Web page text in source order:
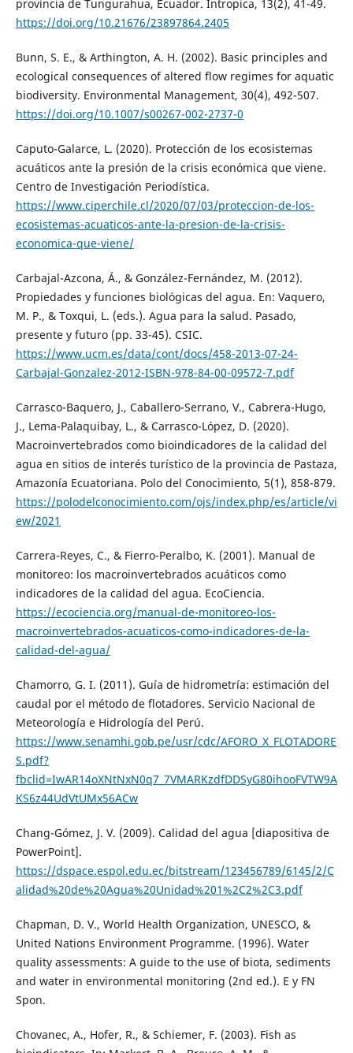
provincia de Tungurahua, Ecuador. Intropica, 13(2), 41-49.
https://doi.org/10.21676/23897864.2405
Bunn, S. E., & Arthington, A. H. (2002). Basic principles and
ecological consequences of altered flow regimes for aquatic
biodiversity. Environmental Management, 30(4), 492-507.
https://doi.org/10.1007/s00267-002-2737-0
Caputo-Galarce, L. (2020). Protección de los ecosistemas
acuáticos ante la presión de la crisis económica que viene.
Centro de Investigación Periodística.
https://www.ciperchile.cl/2020/07/03/proteccion-de-los-
ecosistemas-acuaticos-ante-la-presion-de-la-crisis-
economica-que-viene/
Carbajal-Azcona, Á., & González-Fernández, M. (2012).
Propiedades y funciones biológicas del agua. En: Vaquero,
M. P., & Toxqui, L. (eds.). Agua para la salud. Pasado,
presente y futuro (pp. 33-45). CSIC.
https://www.ucm.es/data/cont/docs/458-2013-07-24-
Carbajal-Gonzalez-2012-ISBN-978-84-00-09572-7.pdf
Carrasco-Baquero, J., Caballero-Serrano, V., Cabrera-Hugo,
J., Lema-Palaquibay, L., & Carrasco-López, D. (2020).
Macroinvertebrados como bioindicadores de la calidad del
agua en sitios de interés turístico de la provincia de Pastaza,
Amazonía Ecuatoriana. Polo del Conocimiento, 5(1), 858-879.
https://polodelconocimiento.com/ojs/index.php/es/article/vi
ew/2021
Carrera-Reyes, C., & Fierro-Peralbo, K. (2001). Manual de
monitoreo: los macroinvertebrados acuáticos como
indicadores de la calidad del agua. EcoCiencia.
https://ecociencia.org/manual-de-monitoreo-los-
macroinvertebrados-acuaticos-como-indicadores-de-la-
calidad-del-agua/
Chamorro, G. I. (2011). Guía de hidrometría: estimación del
caudal por el método de flotadores. Servicio Nacional de
Meteorología e Hidrología del Perú.
https://www.senamhi.gob.pe/usr/cdc/AFORO_X_FLOTADORE
S.pdf?
fbclid=IwAR14oXNtNxN0q7_7VMARKzdfDDSyG80ihooFVTW9A
KS6z44UdVtUMx56ACw
Chang-Gómez, J. V. (2009). Calidad del agua [diapositiva de
PowerPoint].
https://dspace.espol.edu.ec/bitstream/123456789/6145/2/C
alidad%20de%20Agua%20Unidad%201%2C2%2C3.pdf
Chapman, D. V., World Health Organization, UNESCO, &
United Nations Environment Programme. (1996). Water
quality assessments: A guide to the use of biota, sediments
and water in environmental monitoring (2nd ed.). E y FN
Spon.
Chovanec, A., Hofer, R., & Schiemer, F. (2003). Fish as